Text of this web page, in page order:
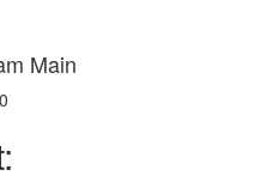
Main